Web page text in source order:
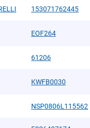
153071762445
EOF264
61206
KWFB0030
NSP0806L115562